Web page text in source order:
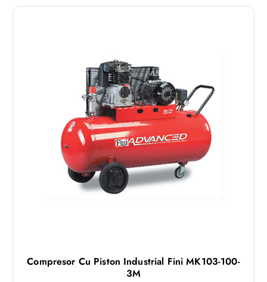
Compresor Cu Piston Industrial Fini MK103-100-
3M